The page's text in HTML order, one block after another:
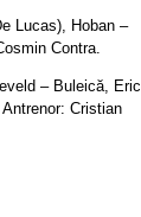
Lucas), Hoban –
Contra.
– Buleică, Eric
Cristian